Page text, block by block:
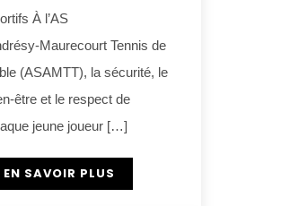
À l’AS
Tennis de
(ASAMTT), la sécurité, le
et le respect de
jeune joueur […]
EN SAVOIR PLUS